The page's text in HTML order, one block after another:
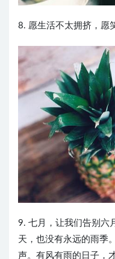
8. 愿生活不太拥挤，愿
9. 七月，让我们告别六
天，也没有永远的雨季
声。有风有雨的日子，